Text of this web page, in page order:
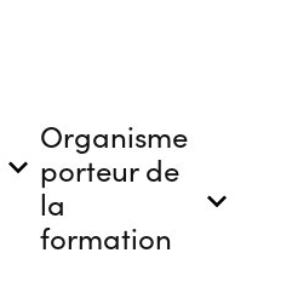
Organisme
porteur de
la
formation